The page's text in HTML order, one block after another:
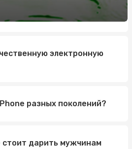
в нарощуванні нігтів
успішного старту
электронную
разных поколений?
стоит дарить мужчинам